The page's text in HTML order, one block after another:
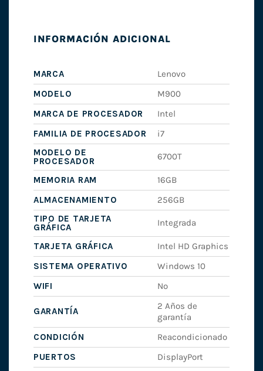
INFORMACIÓN ADICIONAL
MARCA
Lenovo
MODELO
M900
MARCA DE PROCESADOR
Intel
FAMILIA DE PROCESADOR
i7
MODELO DE
PROCESADOR
6700T
MEMORIA RAM
16GB
ALMACENAMIENTO
256GB
TIPO DE TARJETA
GRÁFICA
Integrada
TARJETA GRÁFICA
Intel HD Graphics
SISTEMA OPERATIVO
Windows 10
WIFI
No
GARANTÍA
2 Años de
garantía
CONDICIÓN
Reacondicionado
PUERTOS
DisplayPort